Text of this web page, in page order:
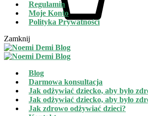
Regulamin
Moje Konto
Polityka Prywatności
Zamknij
Blog
Darmowa konsultacja
Jak odżywiać dziecko, aby było
Jak odżywiać dziecko, aby było
Jak zdrowo odżywiać dzieci?